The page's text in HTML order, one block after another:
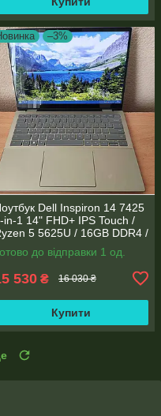
–3%
Dell Inspiron 14 7425
in-1 14" FHD+ IPS Touch /
5 5625U / 16GB DDR4 /
SSD / Radeon Vega 7 /
до відправки 1 од.
530 ₴ 16 030 ₴
Купити